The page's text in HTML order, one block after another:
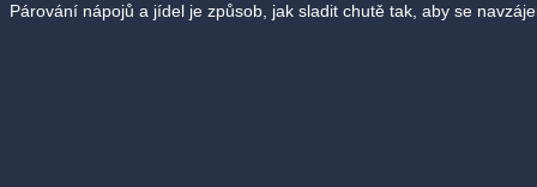
Párování nápojů a jídel je způsob, jak sladit chutě tak, aby se